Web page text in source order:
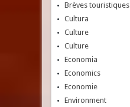
Brèves touristiques
Cultura
Culture
Culture
Economia
Economics
Economie
Environment